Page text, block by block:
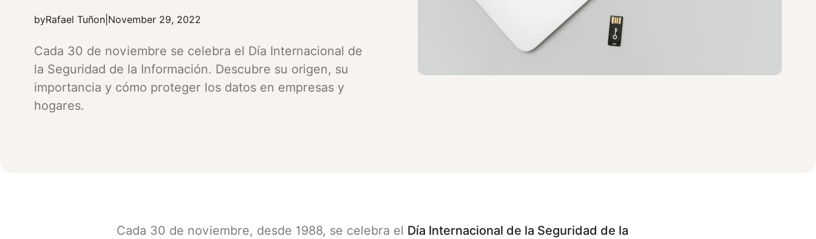
byRafael Tuñon November 29, 2022
Cada 30 de noviembre se celebra el Día Internacional de
la Seguridad de la Información. Descubre su origen, su
importancia y cómo proteger los datos en empresas y
hogares.
Cada 30 de noviembre, desde 1988, se celebra el Día Internacional de la Seguridad de la